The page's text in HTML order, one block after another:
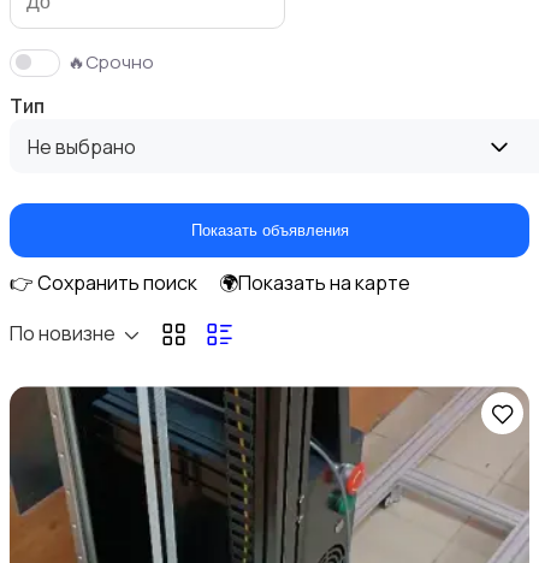
🔥Срочно
Тип
Не выбрано
Показать объявления
👉 Сохранить поиск
🌍Показать на карте
По новизне